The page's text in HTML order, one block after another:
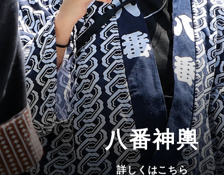
八番神輿
詳しくはこちら